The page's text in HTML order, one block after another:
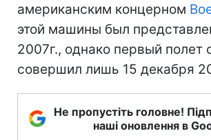
американским концерном
этой машины был
2007г., однако первый полет
совершил лишь 15 декабря
Не пропустіть головне!
наші оновлення в